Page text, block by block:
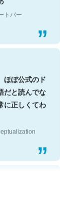
ぼ公式のド
と読んでな
正しくてわ